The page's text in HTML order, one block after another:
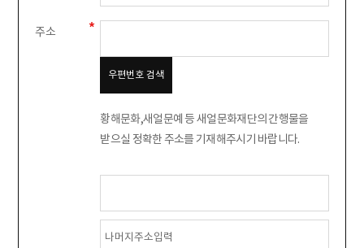
주소
우편번호 검색
황해문화,새얼문예 등 새얼문화재단의 간행물을
받으실 정확한 주소를 기재해주시기 바랍니다.